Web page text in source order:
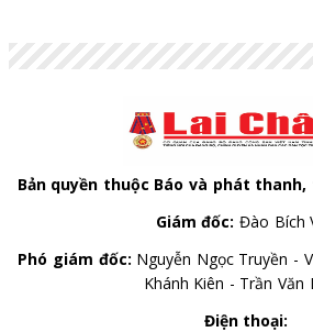
Bản quyền thuộc Báo và phát
Giám đốc: Đào Bích
Phó giám đốc: Nguyễn Ngọc Truyền -
Khánh Kiên - Trần Văn
Điện thoại: